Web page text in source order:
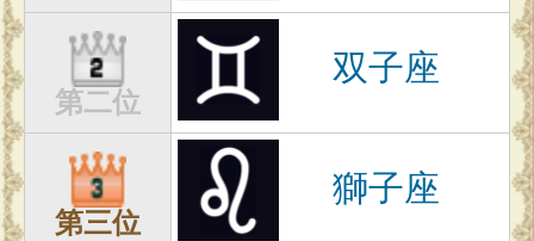
第二位
双子座
第三位
獅子座